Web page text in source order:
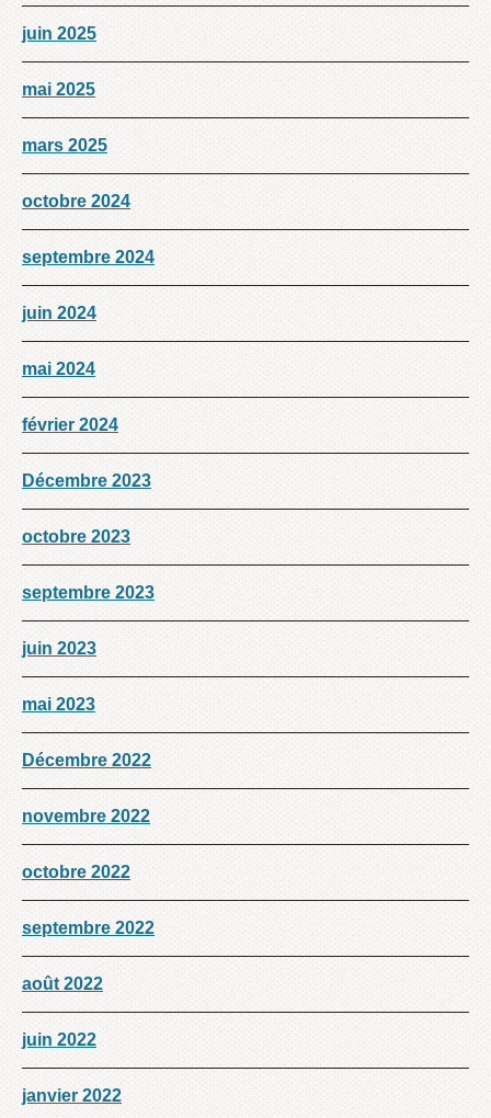
juin 2025
mai 2025
mars 2025
octobre 2024
septembre 2024
juin 2024
mai 2024
février 2024
Décembre 2023
octobre 2023
septembre 2023
juin 2023
mai 2023
Décembre 2022
novembre 2022
octobre 2022
septembre 2022
août 2022
juin 2022
janvier 2022